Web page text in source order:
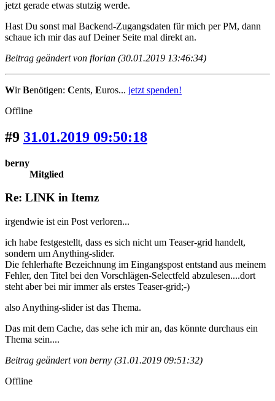
jetzt gerade etwas stutzig werde.
Hast Du sonst mal Backend-Zugangsdaten für mich per PM, dann
schaue ich mir das auf Deiner Seite mal direkt an.
Beitrag geändert von florian (30.01.2019 13:46:34)
WirBenötigen: Cents, Euros... jetzt spenden!
Offline
#9 31.01.2019 09:50:18
berny
Mitglied
Re: LINK in Itemz
irgendwie ist ein Post verloren...
ich habe festgestellt, dass es sich nicht um Teaser-grid handelt,
sondern um Anything-slider.
Die fehlerhafte Bezeichnung im Eingangspost entstand aus meinem
Fehler, den Titel bei den Vorschlägen-Selectfeld abzulesen....dort
steht aber bei mir immer als erstes Teaser-grid;-)
also Anything-slider ist das Thema.
Das mit dem Cache, das sehe ich mir an, das könnte durchaus ein
Thema sein....
Beitrag geändert von berny (31.01.2019 09:51:32)
Offline